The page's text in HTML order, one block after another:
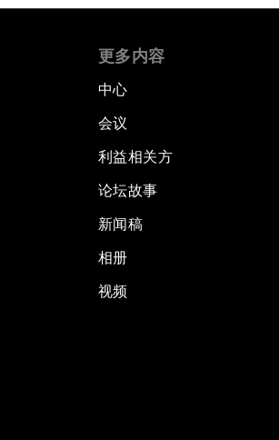
更多内容
中心
会议
利益相关方
论坛故事
新闻稿
相册
视频